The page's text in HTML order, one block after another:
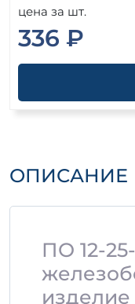
цена за шт.
336 ₽
ОПИСАНИЕ
ПО 12-